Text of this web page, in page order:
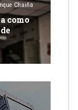
Chaiña
como